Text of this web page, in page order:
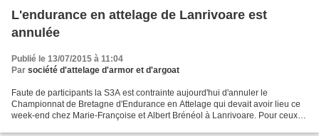
L'endurance en attelage de Lanrivoare est
annulée
Publié le 13/07/2015 à 11:04
Par société d'attelage d'armor et d'argoat
Faute de participants la S3A est contrainte aujourd'hui d'annuler le
Championnat de Bretagne d'Endurance en Attelage qui devait avoir lieu ce
week-end chez Marie-Françoise et Albert Brénéol à Lanrivoare. Pour ceux